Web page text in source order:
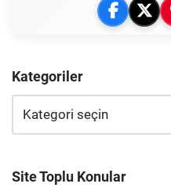
Kategoriler
Site Toplu Konular